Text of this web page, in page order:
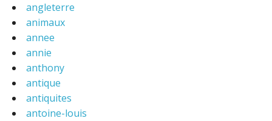
angleterre
animaux
annee
annie
anthony
antique
antiquites
antoine-louis